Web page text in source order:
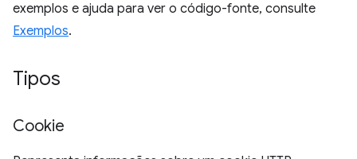
exemplos e ajuda para ver o código-fonte, consulte
Exemplos.
Tipos
Cookie